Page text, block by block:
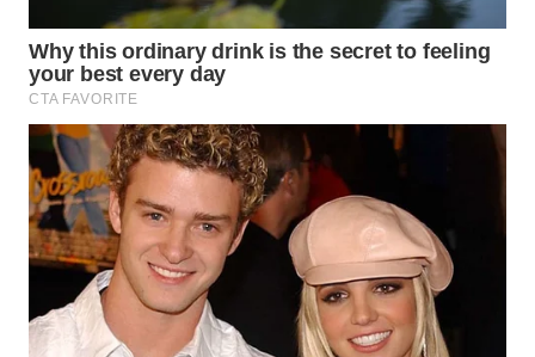
WN
TEBING
TINGGI
WN
PAKPAK
WN
KARAWANG
WN